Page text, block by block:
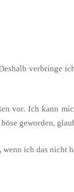
verbringe
vor. Ich kann
geworden,
ich das nicht